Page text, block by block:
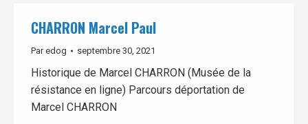
CHARRON Marcel Paul
Paredog septembre 30, 2021
Historique de Marcel CHARRON (Musée de la
résistance en ligne) Parcours déportation de
Marcel CHARRON